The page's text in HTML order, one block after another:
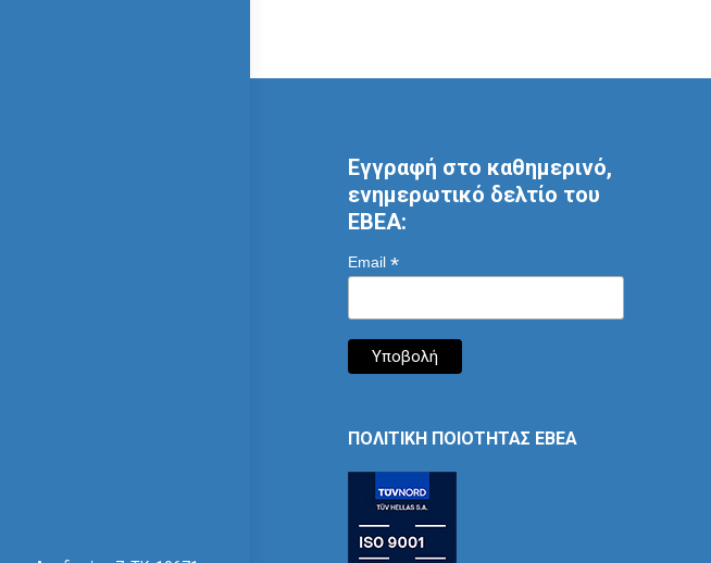
Εγγραφή στο καθημερινό,
ενημερωτικό δελτίο του
ΕΒΕΑ:
Email *
ΠΟΛΙΤΙΚΗ ΠΟΙΟΤΗΤΑΣ ΕΒΕΑ